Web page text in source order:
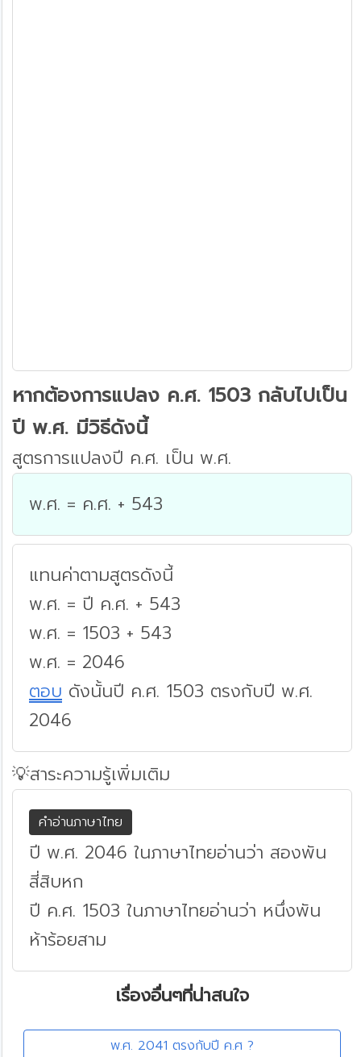
หากต้องการแปลง ค.ศ. 1503 กลับไปเป็น
ปี พ.ศ. มีวิธีดังนี้
สูตรการแปลงปี ค.ศ. เป็น พ.ศ.
พ.ศ. = ค.ศ. + 543
แทนค่าตามสูตรดังนี้
พ.ศ. = ปี ค.ศ. + 543
พ.ศ. = 1503 + 543
พ.ศ. = 2046
ตอบ ดังนั้นปี ค.ศ. 1503 ตรงกับปี พ.ศ.
2046
💡สาระความรู้เพิ่มเติม
คำอ่านภาษาไทย
ปี พ.ศ. 2046 ในภาษาไทยอ่านว่า สองพัน
สี่สิบหก
ปี ค.ศ. 1503 ในภาษาไทยอ่านว่า หนึ่งพัน
ห้าร้อยสาม
เรื่องอื่นๆที่น่าสนใจ
พ.ศ. 2041 ตรงกับปี ค.ศ ?